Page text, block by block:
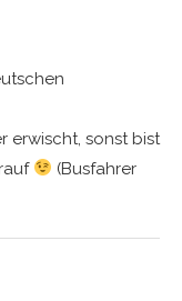
erwischt, sonst bist
(Busfahrer